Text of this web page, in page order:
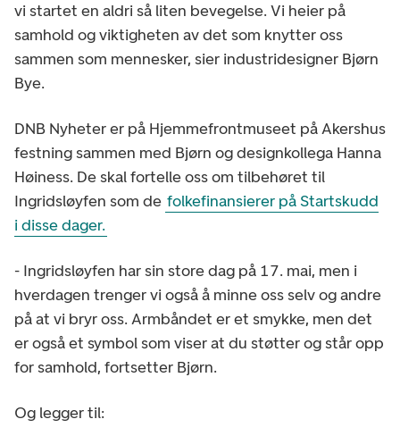
vi startet en aldri så liten bevegelse. Vi heier på
samhold og viktigheten av det som knytter oss
sammen som mennesker, sier industridesigner Bjørn
Bye.
DNB Nyheter er på Hjemmefrontmuseet på Akershus
festning sammen med Bjørn og designkollega Hanna
Høiness. De skal fortelle oss om tilbehøret til
Ingridsløyfen som de folkefinansierer på Startskudd
i disse dager.
- Ingridsløyfen har sin store dag på 17. mai, men i
hverdagen trenger vi også å minne oss selv og andre
på at vi bryr oss. Armbåndet er et smykke, men det
er også et symbol som viser at du støtter og står opp
for samhold, fortsetter Bjørn.
Og legger til: